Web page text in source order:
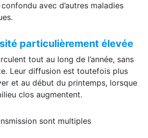
avec d’autres maladies
particulièrement élevée
tout au long de l’année, sans
Leur diffusion est toutefois plus
et au début du printemps, lorsque
clos augmentent.
sont multiples